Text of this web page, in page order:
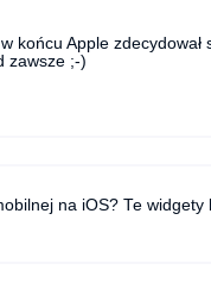
końcu Apple zdecydował
zawsze ;-)
na iOS? Te widgety